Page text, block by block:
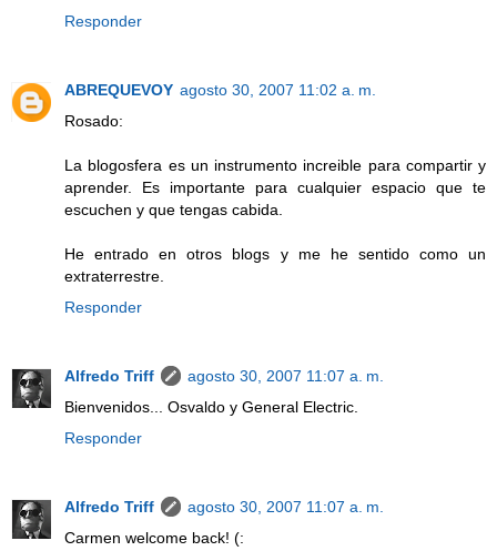
Responder
ABREQUEVOY agosto 30, 2007 11:02 a. m.
Rosado:
La blogosfera es un instrumento increible para compartir y
aprender. Es importante para cualquier espacio que te
escuchen y que tengas cabida.
He entrado en otros blogs y me he sentido como un
extraterrestre.
Responder
Alfredo Triff
agosto 30, 2007 11:07 a. m.
Bienvenidos... Osvaldo y General Electric.
Responder
Alfredo Triff
agosto 30, 2007 11:07 a. m.
Carmen welcome back! (: